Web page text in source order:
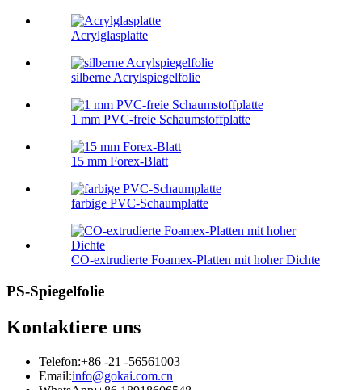
Acrylglasplatte
silberne Acrylspiegelfolie
1 mm PVC-freie Schaumstoffplatte
15 mm Forex-Blatt
farbige PVC-Schaumplatte
CO-extrudierte Foamex-Platten mit hoher Dichte
PS-Spiegelfolie
Kontaktiere uns
Telefon:+86 -21 -56561003
Email:info@gokai.com.cn